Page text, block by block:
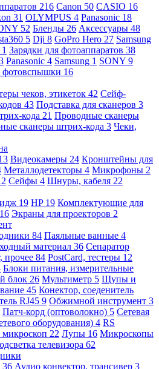
216 Canon 50 CASIO 16
31 OLYMPUS 4 Panasonic 18
52 Бленды 26 Аксессуары 48
5 Dji 8 GoPro Hero 27 Samsung
1 Зарядки для фотоаппаратов 38
Panasonic 4 Samsung 1 SONY 9
фотовспышки 16
чеков, этикеток 42 Сейф-
43 Подставка для сканеров 3
кода 21 Проводные сканеры
сканеры штрих-кода 3 Чеки,
Видеокамеры 24 Кронштейны для
Металлодетекторы 4 Микрофоны 2
Сейфы 4 Шнуры, кабеля 22
19 HP 19 Комплектующие для
16 Экраны для проекторов 2
84 Паяльные ванные 4
материал 36 Сепаратор
прочее 84 PostCard, тестеры 12
Блоки питания, измерительные
блок 26 Мультиметр 5 Щупы и
45 Конектор, соеденитель
RJ45 9 Обжимной инструмент 3
Патч-корд (оптоволокно) 5 Сетевая
оборудования) 4 RS
22 Лупы 16 Микроскопы
телевизора 62
36 Аудио конвектор, трансивер 3